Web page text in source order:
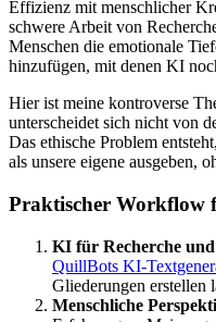
Effizienz mit menschlicher
schwere Arbeit von
Menschen die emotionale
hinzufügen, mit denen KI
Hier ist meine kontroverse
unterscheidet sich nicht von
Das ethische Problem
als unsere eigene ausgeben,
Praktischer Workflow
KI für Recherche
QuillBots KI-
Gliederungen erstellen
Menschliche